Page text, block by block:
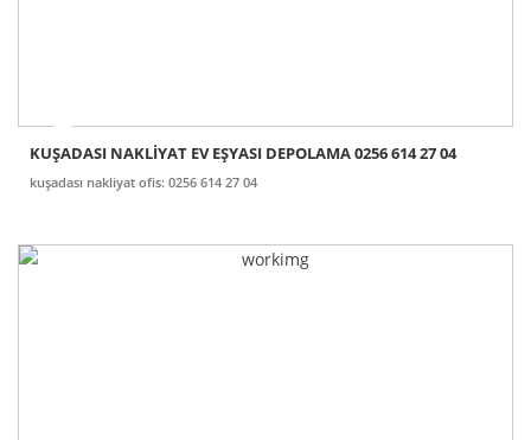
KUŞADASI NAKLİYAT EV EŞYASI DEPOLAMA 0256 614 27 04
kuşadası nakliyat ofis: 0256 614 27 04